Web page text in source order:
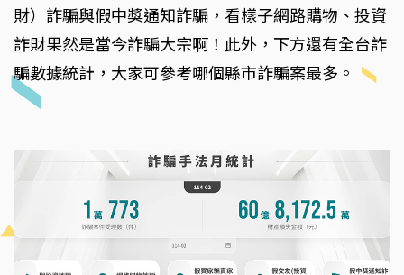
財）詐騙與假中獎通知詐騙，看樣子網路購物、投資
詐財果然是當今詐騙大宗啊！此外，下方還有全台詐
騙數據統計，大家可參考哪個縣市詐騙案最多。